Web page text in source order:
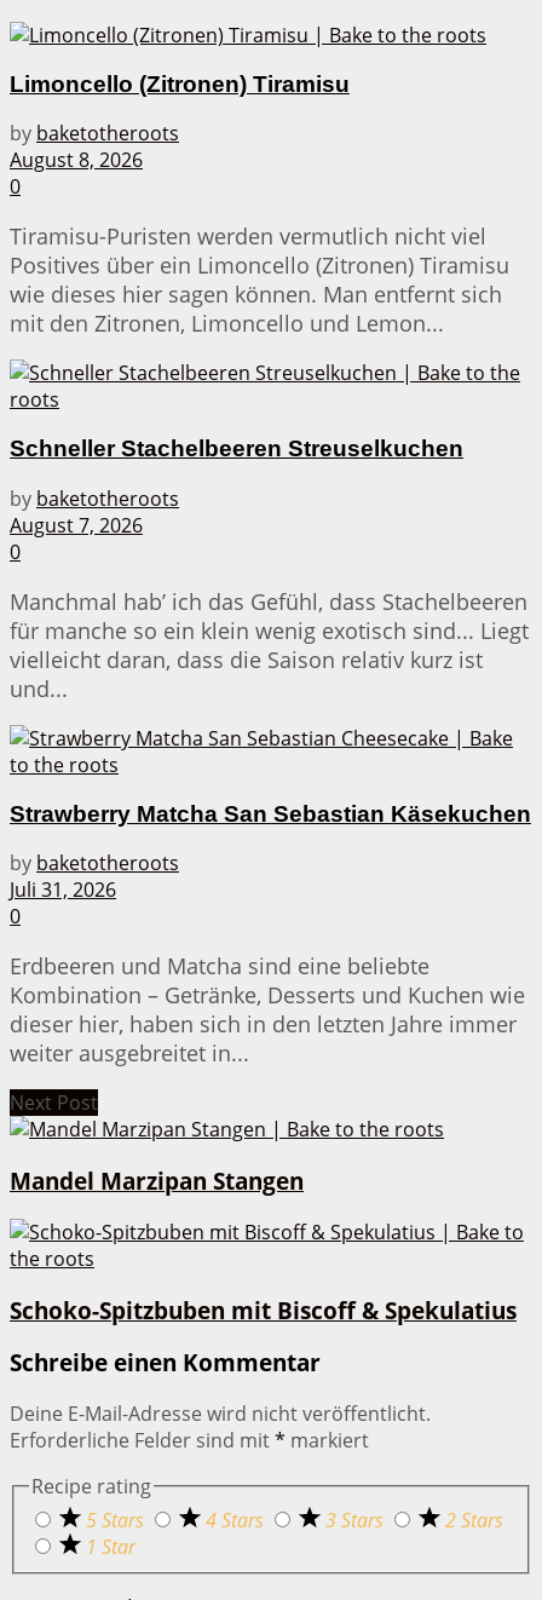
Limoncello (Zitronen) Tiramisu
by baketotheroots
August 8, 2026
0
Tiramisu-Puristen werden vermutlich nicht viel
Positives über ein Limoncello (Zitronen) Tiramisu
wie dieses hier sagen können. Man entfernt sich
mit den Zitronen, Limoncello und Lemon...
Schneller Stachelbeeren Streuselkuchen
by baketotheroots
August 7, 2026
0
Manchmal hab’ ich das Gefühl, dass Stachelbeeren
für manche so ein klein wenig exotisch sind... Liegt
vielleicht daran, dass die Saison relativ kurz ist
und...
Strawberry Matcha San Sebastian Käsekuchen
by baketotheroots
Juli 31, 2026
0
Erdbeeren und Matcha sind eine beliebte
Kombination – Getränke, Desserts und Kuchen wie
dieser hier, haben sich in den letzten Jahre immer
weiter ausgebreitet in...
Next Post
Mandel Marzipan Stangen
Schoko-Spitzbuben mit Biscoff & Spekulatius
Schreibe einen Kommentar
Deine E-Mail-Adresse wird nicht veröffentlicht.
Erforderliche Felder sind mit* markiert
Recipe rating
5 Stars
4 Stars 3 Stars
2 Stars
1 Star